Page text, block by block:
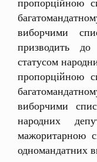
виборчими
призводить до
статусом
пропорційною
виборчими
народних
мажоритарною
одномандатних